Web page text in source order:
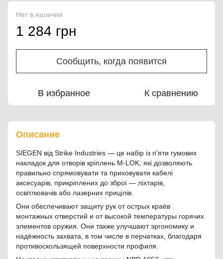
Нет в наличии
1 284 грн
Сообщить, когда появится
В избранное К сравнению
Описание
SIEGEN від Strike Industries — це набір із п'яти гумових
накладок для отворів кріплень M-LOK, які дозволяють
правильно спрямовувати та приховувати кабелі
аксесуарів, прикріплених до зброї — ліхтарів,
освітлювачів або лазерних прицілів.
Они обеспечивают защиту рук от острых краёв
монтажных отверстий и от высокой температуры горячих
элементов оружия. Они также улучшают эргономику и
надёжность захвата, в том числе в перчатках, благодаря
противоскользящей поверхности профиля.